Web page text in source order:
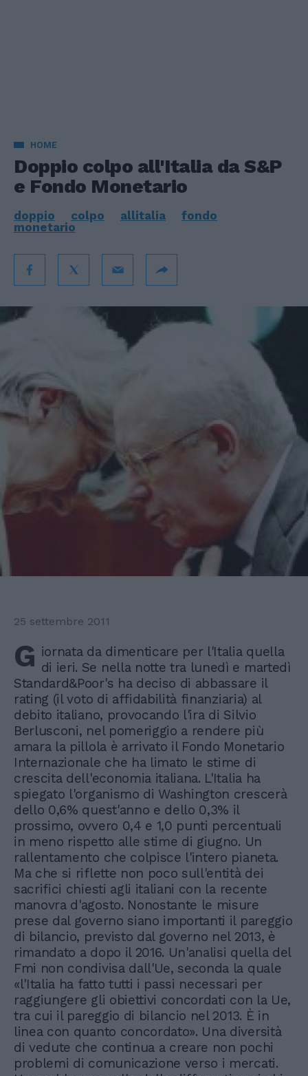
HOME
Doppio colpo all'Italia da S&P
e Fondo Monetario
doppio colpo allitalia
fondo
monetario
25 settembre 2011
G iornata da dimenticare per l'Italia quella
di ieri. Se nella notte tra lunedì e martedì
Standard&Poor's ha deciso di abbassare il
rating (il voto di affidabilità finanziaria) al
debito italiano, provocando l'ira di Silvio
Berlusconi, nel pomeriggio a rendere più
amara la pillola è arrivato il Fondo Monetario
Internazionale che ha limato le stime di
crescita dell'economia italiana. L'Italia ha
spiegato l'organismo di Washington crescerà
dello 0,6% quest'anno e dello 0,3% il
prossimo, ovvero 0,4 e 1,0 punti percentuali
in meno rispetto alle stime di giugno. Un
rallentamento che colpisce l'intero pianeta.
Ma che si riflette non poco sull'entità dei
sacrifici chiesti agli italiani con la recente
manovra d'agosto. Nonostante le misure
prese dal governo siano importanti il pareggio
di bilancio, previsto dal governo nel 2013, è
rimandato a dopo il 2016. Un'analisi quella del
Fmi non condivisa dall'Ue, seconda la quale
«l'Italia ha fatto tutti i passi necessari per
raggiungere gli obiettivi concordati con la Ue,
tra cui il pareggio di bilancio nel 2013. È in
linea con quanto concordato». Una diversità
di vedute che continua a creare non pochi
problemi di comunicazione verso i mercati.